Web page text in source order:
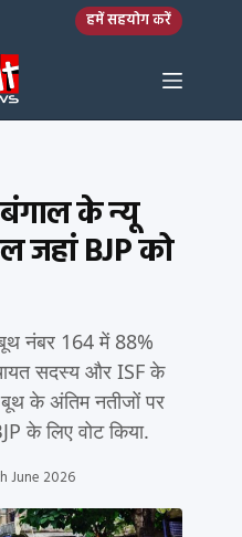
हमें सहयोग करें
बंगाल के न्यू
जहां BJP को
बूथ नंबर 164 में 88%
सदस्य और ISF के
बूथ के अंतिम नतीजों पर
के लिए वोट किया.
June 2026